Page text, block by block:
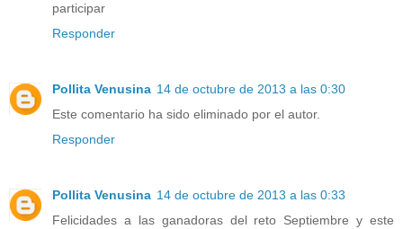
participar
Responder
Pollita Venusina 14 de octubre de 2013 a las 0:30
Este comentario ha sido eliminado por el autor.
Responder
Pollita Venusina 14 de octubre de 2013 a las 0:33
Felicidades a las ganadoras del reto Septiembre y este